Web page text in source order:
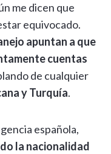
ai
l
p
y
Li
n
k
m
p
ar
ti
me dicen que
equivocado.
apuntan a que
cuentas
de cualquier
y Turquía.
española,
la nacionalidad